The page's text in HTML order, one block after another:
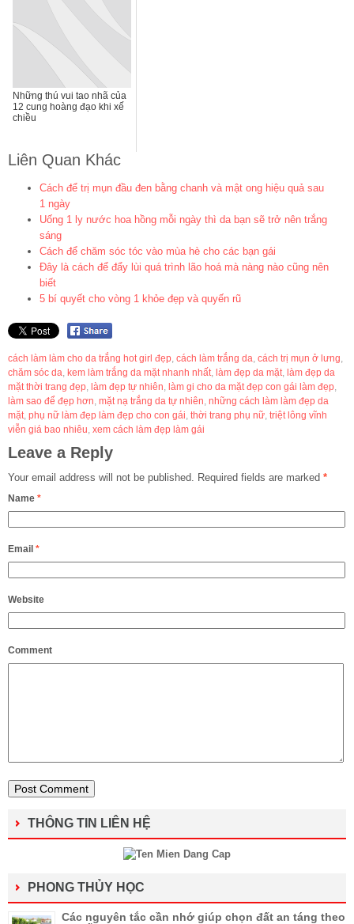
Những thú vui tao nhã của
12 cung hoàng đạo khi xế
chiều
Liên Quan Khác
Cách để trị mụn đầu đen bằng chanh và mật ong hiệu quả sau
1 ngày
Uống 1 ly nước hoa hồng mỗi ngày thì da bạn sẽ trở nên trắng
sáng
Cách để chăm sóc tóc vào mùa hè cho các bạn gái
Đây là cách để đẩy lùi quá trình lão hoá mà nàng nào cũng nên
biết
5 bí quyết cho vòng 1 khỏe đẹp và quyến rũ
cách làm làm cho da trắng hot girl đẹp cách làm trắng da cách trị mụn ở lưng
chăm sóc da kem làm trắng da mặt nhanh nhất làm đẹp da mặt làm đẹp da
mặt thời trang đẹp làm đẹp tự nhiên làm gi cho da mặt đẹp con gái làm đẹp
làm sao để đẹp hơn mặt nạ trắng da tự nhiên những cách làm làm đẹp da
mặt phụ nữ làm đẹp làm đẹp cho con gái thời trang phụ nữ triệt lông vĩnh
viễn giá bao nhiêu xem cách làm đẹp làm gái
Leave a Reply
Your email address will not be published. Required fields are marked *
Name *
Email *
Website
Comment
THÔNG TIN LIÊN HỆ
PHONG THỦY HỌC
Các nguyên tắc cần nhớ giúp chọn đất an táng theo